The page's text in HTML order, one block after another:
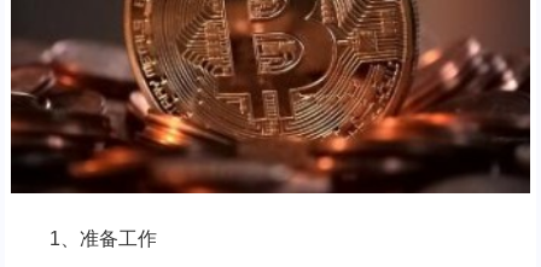
1、准备工作